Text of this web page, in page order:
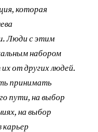
которая
Люди с этим
набором
от других людей.
принимать
пути, на выбор
на выбор
карьер